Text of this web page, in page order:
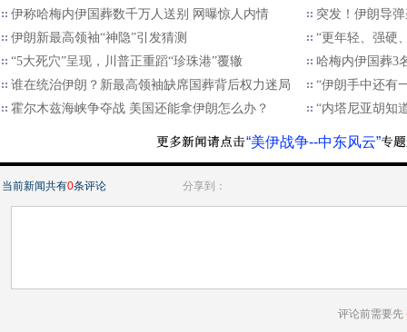
伊称哈梅内伊国葬数千万人送别 网曝惊人内情
突发！伊朗导
伊朗新最高领袖“神隐”引发猜测
“更年轻、强硬
“5大死穴”呈现，川普正重蹈“珍珠港”覆辙
哈梅内伊国葬3
谁在统治伊朗？新最高领袖缺席国葬背后权力迷局
“伊朗手中还有
霍尔木兹海峡争夺战 美国还能拿伊朗怎么办？
“内塔尼亚胡知
“美伊战争--中东风云”
当前新闻共有0条评论 分享到：
评论前需要先